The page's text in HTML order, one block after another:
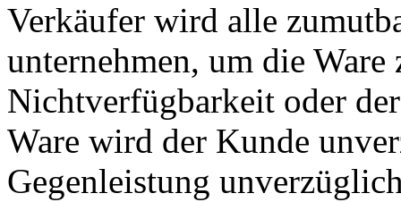
Verkäufer wird alle
unternehmen, um die
Nichtverfügbarkeit oder
Ware wird der Kunde
Gegenleistung